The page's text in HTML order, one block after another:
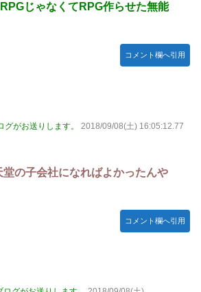
じゃなくてRPG作らせた無能
コメント欄へ引用
がお送りします。
2018/09/08(土) 16:05:12.77
の子会社になればよかったんや
コメント欄へ引用